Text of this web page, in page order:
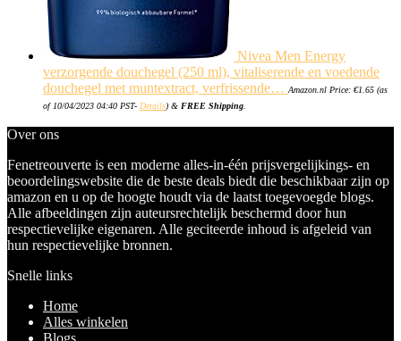
Nivea Men Energy
verzorgende douchegel (250 ml), vitaliserende en voedende
douchegel met muntextract, verfrissende… Amazon.nl Price: €1.65 (as
of 10/04/2023 04:40 PST- Details) & FREE Shipping
Over ons
Fenetreouverte is een moderne alles-in-één prijsvergelijkings- en
beoordelingswebsite die de beste deals biedt die beschikbaar zijn op
amazon en u op de hoogte houdt via de laatst toegevoegde blogs.
Alle afbeeldingen zijn auteursrechtelijk beschermd door hun
respectievelijke eigenaren. Alle geciteerde inhoud is afgeleid van
hun respectievelijke bronnen.
Snelle links
Home
Alles winkelen
Blogs